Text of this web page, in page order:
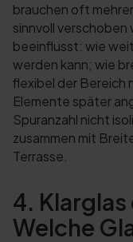
brauchen oft
sinnvoll verschoben
beeinflusst: wie
werden kann; wie
flexibel der Bereich
Elemente später
Spuranzahl nicht
zusammen mit
Terrasse.
4.
Welche